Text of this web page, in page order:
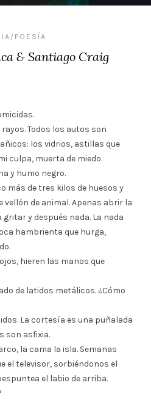
POESÍA
& Santiago Craig
Todos los autos son
los vidrios, astillas que
culpa, muerta de miedo.
y humo negro.
más de tres kilos de huesos y
vellón de animal. Apenas abrir la
y después nada. La nada
hambrienta que hurga,
hieren las manos que
de latidos metálicos. ¿Cómo
La cortesía es una puñalada
son asfixia.
la cama la isla. Semanas
el televisor, sorbiéndonos el
el labio de arriba.